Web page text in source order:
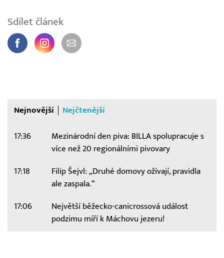
Sdílet článek
Nejnovější Nejčtenější
17:36
Mezinárodní den piva: BILLA spolupracuje s
více než 20 regionálními pivovary
17:18
Filip Šejvl: „Druhé domovy ožívají, pravidla
ale zaspala.“
17:06
Největší běžecko-canicrossová událost
podzimu míří k Máchovu jezeru!